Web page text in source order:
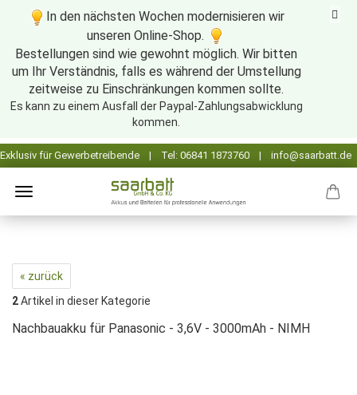
In den nächsten Wochen modernisieren wir
unseren Online-Shop.
Bestellungen sind wie gewohnt möglich. Wir bitten
um Ihr Verständnis, falls es während der Umstellung
zeitweise zu Einschränkungen kommen sollte.
Es kann zu einem Ausfall der Paypal-Zahlungsabwicklung
kommen.
« zurück
2Artikel in dieser Kategorie
Nachbauakku für Panasonic - 3,6V - 3000mAh - NIMH